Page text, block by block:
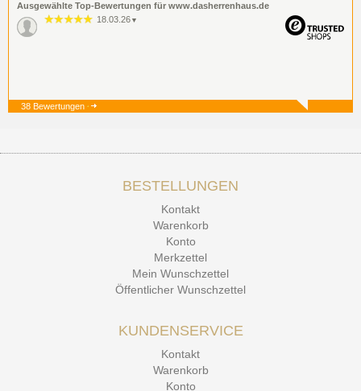
Ausgewählte Top-Bewertungen für www.dasherrenhaus.de
18.03.26 ▼
▼
38 Bewertungen
BESTELLUNGEN
Kontakt
Warenkorb
Konto
Merkzettel
Mein Wunschzettel
Öffentlicher Wunschzettel
KUNDENSERVICE
Kontakt
Warenkorb
Konto